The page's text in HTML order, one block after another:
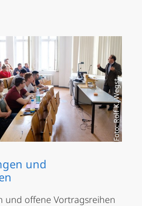
Foto: Rolf K. Wegst
und
und offene Vortragsreihen